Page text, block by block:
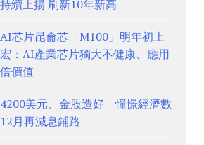
續上揚 刷新10年新高
芯片昆侖芯「M100」明年初上
：AI產業芯片獨大不健康、應用
價值
美元、金股造好 憧憬經濟數
月再減息鋪路